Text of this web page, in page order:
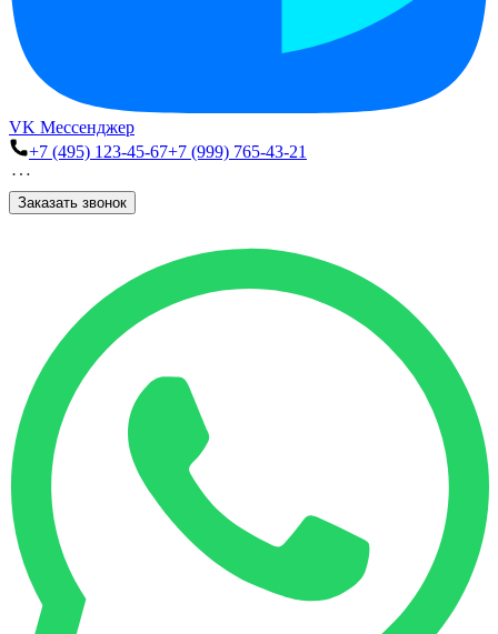
VK Мессенджер
+7 (495) 123-45-67+7 (999) 765-43-21
Заказать звонок